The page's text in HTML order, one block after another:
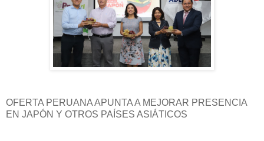
OFERTA PERUANA APUNTA A MEJORAR PRESENCIA
EN JAPÓN Y OTROS PAÍSES ASIÁTICOS